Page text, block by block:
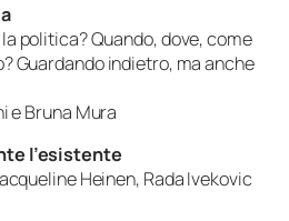
politica? Quando, dove, come
Guardando indietro, ma anche
e Bruna Mura
l’esistente
Heinen, Rada Ivekovic